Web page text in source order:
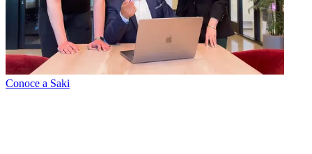
Conoce a Saki